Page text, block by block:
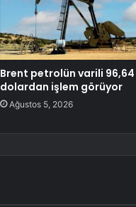
Brent petrolün varili 96,64
dolardan işlem görüyor
Ağustos 5, 2026